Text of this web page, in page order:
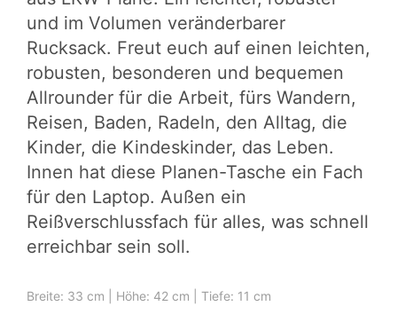
und im Volumen veränderbarer
Rucksack. Freut euch auf einen leichten,
robusten, besonderen und bequemen
Allrounder für die Arbeit, fürs Wandern,
Reisen, Baden, Radeln, den Alltag, die
Kinder, die Kindeskinder, das Leben.
Innen hat diese Planen-Tasche ein Fach
für den Laptop. Außen ein
Reißverschlussfach für alles, was schnell
erreichbar sein soll.
Breite: 33 cm | Höhe: 42 cm | Tiefe: 11 cm